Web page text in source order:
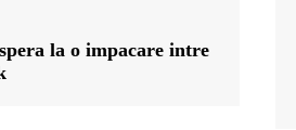
la o impacare intre